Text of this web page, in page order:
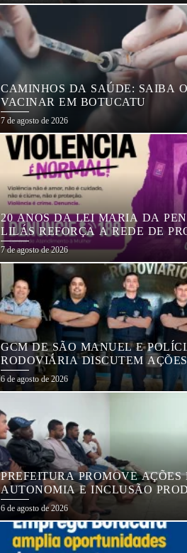
CAMINHOS DA SAÚDE: SAIBA
VACINAR EM BOTUCATU
7 de agosto de 2026
20 ANOS DA LEI MARIA DA
LILÁS REFORÇA A REDE DE
MULHERES EM BOTUCATU
7 de agosto de 2026
GCM DE SÃO MANUEL E
RODOVIÁRIA DISCUTEM
EDUCAÇÃO E SEGURANÇA NO
6 de agosto de 2026
PREFEITURA PROMOVE AÇÕES
AUTONOMIA E INCLUSÃO
CENTRO POP VIDA
6 de agosto de 2026